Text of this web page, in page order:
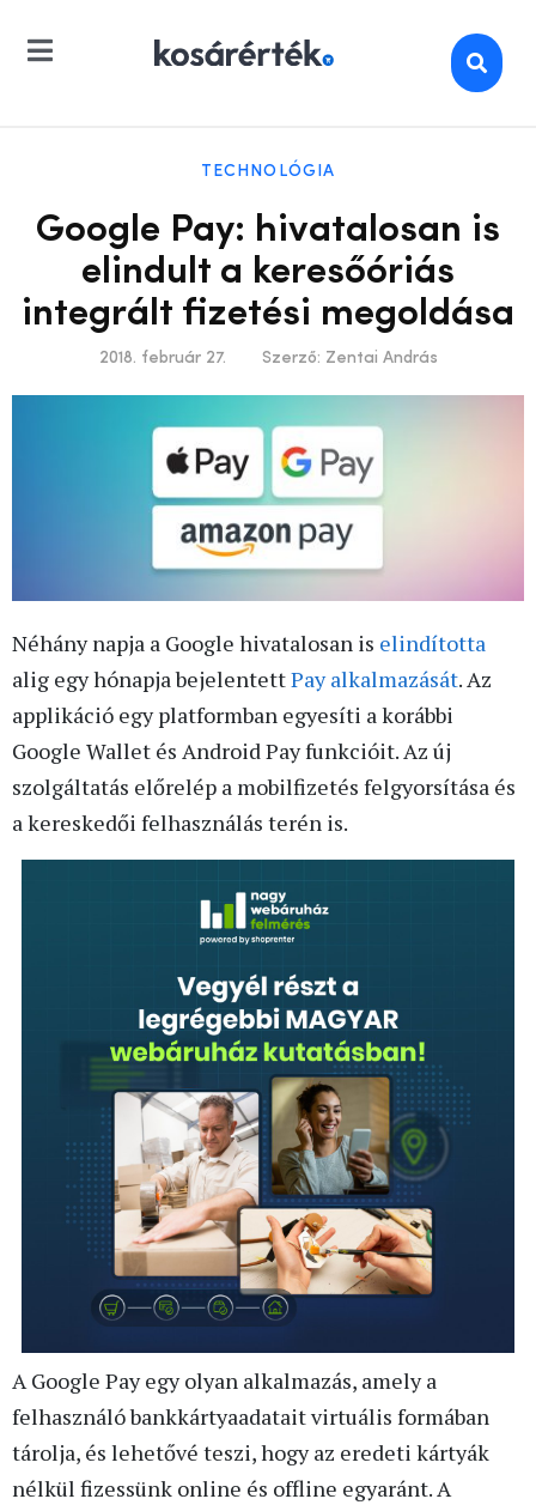
TECHNOLÓGIA
Google Pay: hivatalosan is
elindult a keresőóriás
integrált fizetési megoldása
2018. február 27. Szerző: Zentai András
Néhány napja a Google hivatalosan is elindította
alig egy hónapja bejelentettPay alkalmazását. Az
applikáció egy platformban egyesíti a korábbi
Google Wallet és Android Pay funkcióit. Az új
szolgáltatás előrelép a mobilfizetés felgyorsítása és
a kereskedői felhasználás terén is.
A Google Pay egy olyan alkalmazás, amely a
felhasználó bankkártyaadatait virtuális formában
tárolja, és lehetővé teszi, hogy az eredeti kártyák
nélkül fizessünk online és offline egyaránt. A